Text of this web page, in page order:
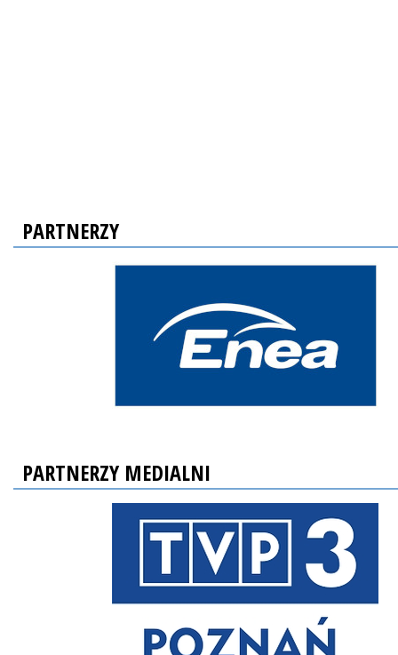
PARTNERZY
PARTNERZY MEDIALNI